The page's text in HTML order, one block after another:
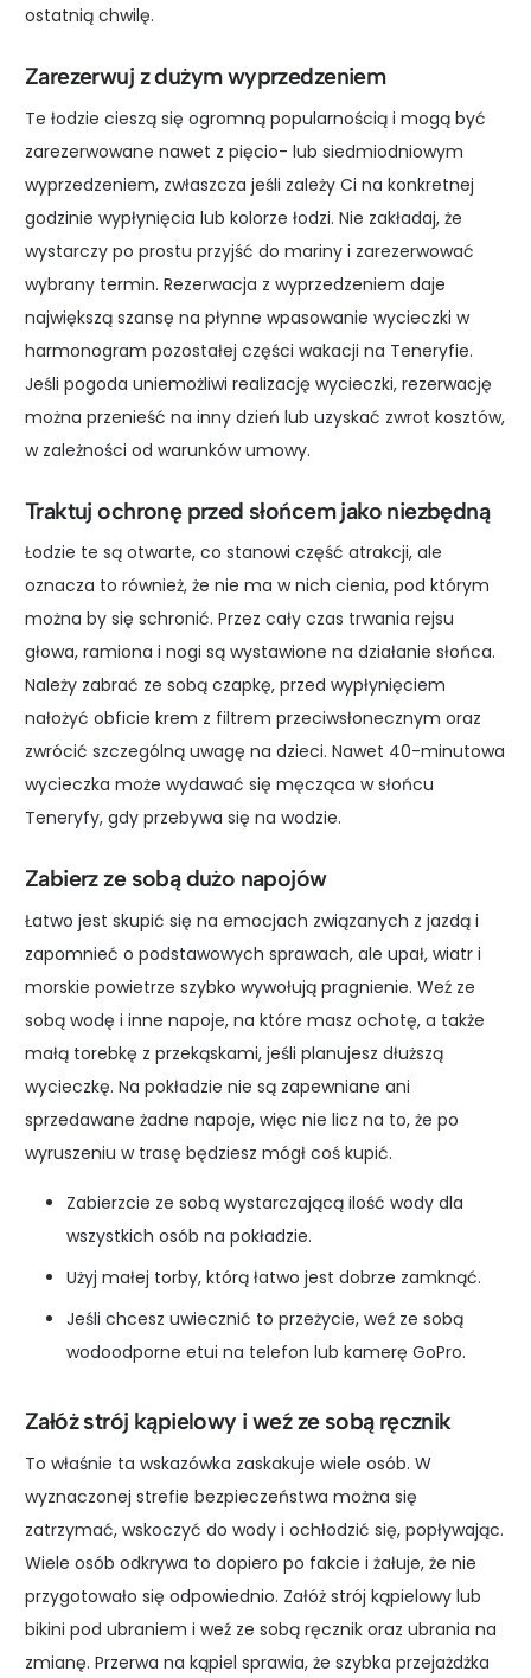
ostatnią chwilę.
Zarezerwuj z dużym wyprzedzeniem
Te łodzie cieszą się ogromną popularnością i mogą być
zarezerwowane nawet z pięcio- lub siedmiodniowym
wyprzedzeniem, zwłaszcza jeśli zależy Ci na konkretnej
godzinie wypłynięcia lub kolorze łodzi. Nie zakładaj, że
wystarczy po prostu przyjść do mariny i zarezerwować
wybrany termin. Rezerwacja z wyprzedzeniem daje
największą szansę na płynne wpasowanie wycieczki w
harmonogram pozostałej części wakacji na Teneryfie.
Jeśli pogoda uniemożliwi realizację wycieczki, rezerwację
można przenieść na inny dzień lub uzyskać zwrot kosztów,
w zależności od warunków umowy.
Traktuj ochronę przed słońcem jako niezbędną
Łodzie te są otwarte, co stanowi część atrakcji, ale
oznacza to również, że nie ma w nich cienia, pod którym
można by się schronić. Przez cały czas trwania rejsu
głowa, ramiona i nogi są wystawione na działanie słońca.
Należy zabrać ze sobą czapkę, przed wypłynięciem
nałożyć obficie krem z filtrem przeciwsłonecznym oraz
zwrócić szczególną uwagę na dzieci. Nawet 40-minutowa
wycieczka może wydawać się męcząca w słońcu
Teneryfy, gdy przebywa się na wodzie.
Zabierz ze sobą dużo napojów
Łatwo jest skupić się na emocjach związanych z jazdą i
zapomnieć o podstawowych sprawach, ale upał, wiatr i
morskie powietrze szybko wywołują pragnienie. Weź ze
sobą wodę i inne napoje, na które masz ochotę, a także
małą torebkę z przekąskami, jeśli planujesz dłuższą
wycieczkę. Na pokładzie nie są zapewniane ani
sprzedawane żadne napoje, więc nie licz na to, że po
wyruszeniu w trasę będziesz mógł coś kupić.
Zabierzcie ze sobą wystarczającą ilość wody dla
wszystkich osób na pokładzie.
Użyj małej torby, którą łatwo jest dobrze zamknąć.
Jeśli chcesz uwiecznić to przeżycie, weź ze sobą
wodoodporne etui na telefon lub kamerę GoPro.
Załóż strój kąpielowy i weź ze sobą ręcznik
To właśnie ta wskazówka zaskakuje wiele osób. W
wyznaczonej strefie bezpieczeństwa można się
zatrzymać, wskoczyć do wody i ochłodzić się, popływając.
Wiele osób odkrywa to dopiero po fakcie i żałuje, że nie
przygotowało się odpowiednio. Załóż strój kąpielowy lub
bikini pod ubraniem i weź ze sobą ręcznik oraz ubrania na
zmianę. Przerwa na kąpiel sprawia, że szybka przejażdżka